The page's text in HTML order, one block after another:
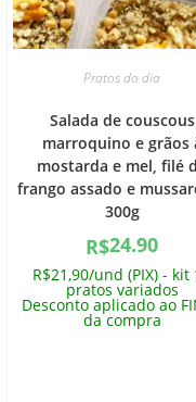
Pratos do dia
Salada de couscous
marroquino e grãos
mostarda e mel, filé
frango assado e
300g
R$24.90
R$21,90/und (PIX) - kit
pratos variados
Desconto aplicado ao
da compra